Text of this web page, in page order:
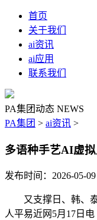
首页
关于我们
ai资讯
ai应用
联系我们
PA集团动态 NEWS
PA集团 > ai资讯 >
多语种手艺AI虚
发布时间：2026-05-
又支撑日、韩、泰
人平易近网5月17日